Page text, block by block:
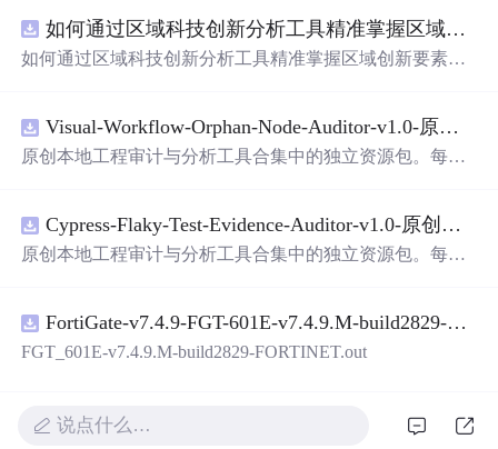
带有直观的图形用户界面（GUI），非常容易使用。你只
需要将手写数字输入系统，它将立即给出准确的识别结
是一个非常方便和实用的工具，你一定会喜欢它的！
如何通过区域科技创新分析工具精准掌握区域创新要素分布与产业链融合现状？.docx
如何通过区域科技创新分析工具精准掌握区域创新要素分
Visual-Workflow-Orphan-Node-Auditor-v1.0-原创源码与文档.zip
原创本地工程审计与分析工具合集中的独立资源包。每个
README、运行说明、功能清单、MIT License及原创与授
权声明。解压后进入project目录，执行npm test验证算法，
目源码、Logo、官方截图、论文、生产日志或其他受限素
材。适合前端开发、AI应用工程、测试审计和课程实践。
Cypress-Flaky-Test-Evidence-Auditor-v1.0-原创源码与文档.zip
原创本地工程审计与分析工具合集中的独立资源包。每个
README、运行说明、功能清单、MIT License及原创与授
权声明。解压后进入project目录，执行npm test验证算法，
目源码、Logo、官方截图、论文、生产日志或其他受限素
材。适合前端开发、AI应用工程、测试审计和课程实践。
FortiGate-v7.4.9-FGT-601E-v7.4.9.M-build2829-FORTINET.out
FGT_601E-v7.4.9.M-build2829-FORTINET.out
说点什么…